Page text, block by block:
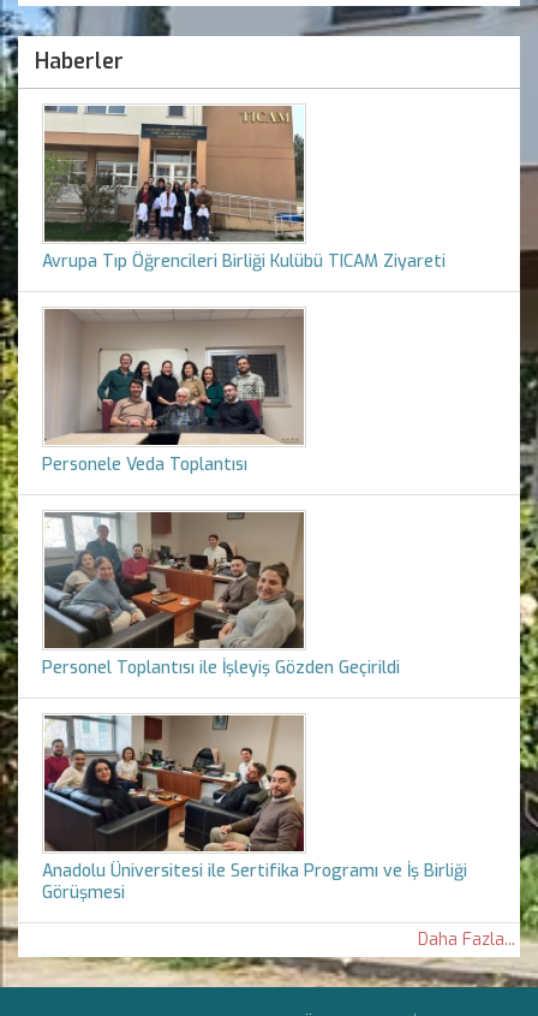
Haberler
Avrupa Tıp Öğrencileri Birliği Kulübü TICAM Ziyareti
Personele Veda Toplantısı
Personel Toplantısı ile İşleyiş Gözden Geçirildi
Anadolu Üniversitesi ile Sertifika Programı ve İş Birliği
Görüşmesi
Daha Fazla...